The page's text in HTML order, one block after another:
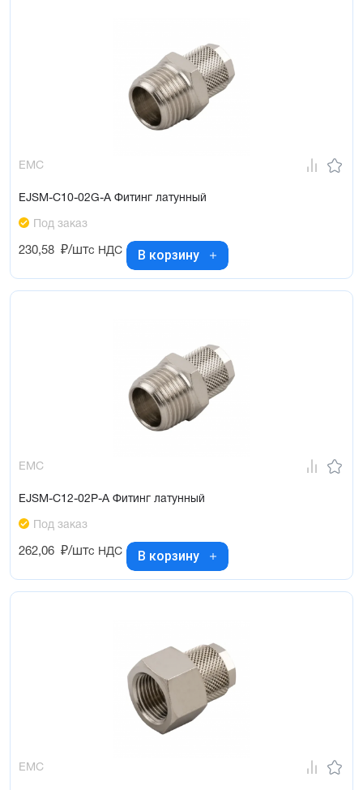
EMC
EJSM-C10-02G-A Фитинг латунный
Под заказ
230,58 ₽/штс НДС В корзину
EMC
EJSM-C12-02P-A Фитинг латунный
Под заказ
262,06 ₽/штс НДС В корзину
EMC